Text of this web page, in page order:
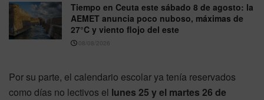
Tiempo en Ceuta este sábado 8 de agosto: la
AEMET anuncia poco nuboso, máximas de
27°C y viento flojo del este
08/08/2026
Por su parte, el calendario escolar ya tenía reservados
como días no lectivos el lunes 25 y el martes 26 de